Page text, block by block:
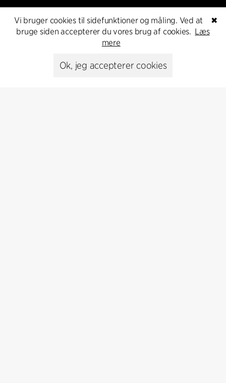
Presse
T +45 6193 6857
✖
Vi bruger cookies til sidefunktioner og måling. Ved at
bruge siden accepterer du vores brug af cookies. Læs
mere
Ok, jeg accepterer cookies